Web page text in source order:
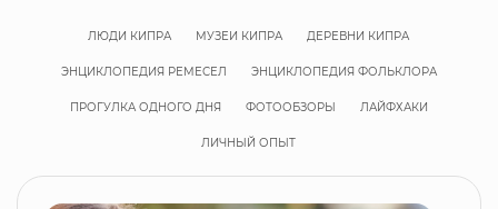
ЛЮДИ КИПРА МУЗЕИ КИПРА ДЕРЕВНИ КИПРА
ЭНЦИКЛОПЕДИЯ РЕМЕСЕЛ ЭНЦИКЛОПЕДИЯ ФОЛЬКЛОРА
ПРОГУЛКА ОДНОГО ДНЯ ФОТООБЗОРЫ ЛАЙФХАКИ
ЛИЧНЫЙ ОПЫТ